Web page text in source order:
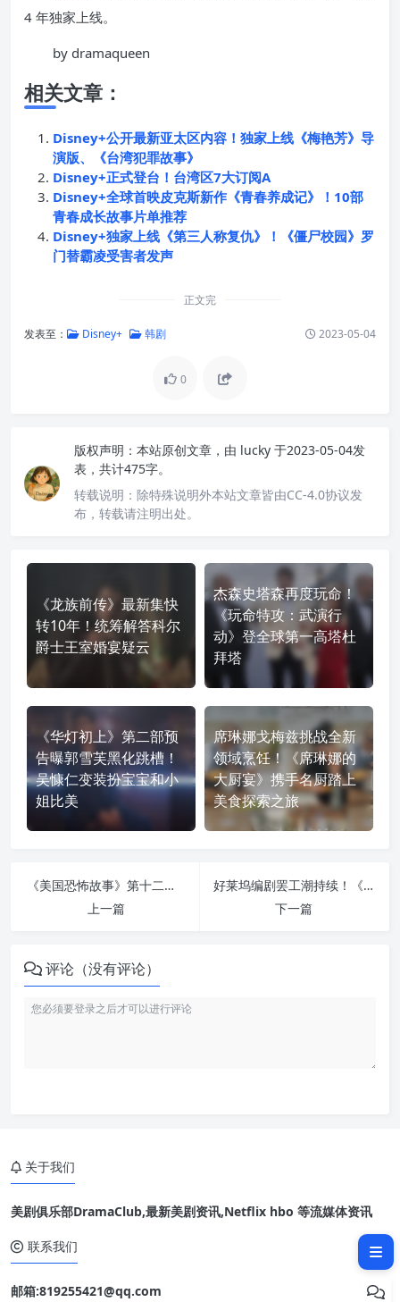
4 年独家上线。
by dramaqueen
相关文章：
Disney+公开最新亚太区内容！独家上线《梅艳芳》导
演版、《台湾犯罪故事》
Disney+正式登台！台湾区7大订阅A
Disney+全球首映皮克斯新作《青春养成记》！10部
青春成长故事片单推荐
Disney+独家上线《第三人称复仇》！《僵尸校园》罗
门替霸凌受害者发声
正文完
发表至： Disney+ 韩剧 2023-05-04
0
版权声明： 本站原创文章，由 lucky 于2023-05-04发
表，共计475字。
转载说明： 除特殊说明外本站文章皆由CC-4.0协议发
布，转载请注明出处。
《龙族前传》最新集快
转10年！统筹解答科尔
爵士王室婚宴疑云
杰森史塔森再度玩命！
《玩命特攻：武演行
动》登全球第一高塔杜
拜塔
《华灯初上》第二部预
告曝郭雪芙黑化跳槽！
吴慷仁变装扮宝宝和小
姐比美
席琳娜戈梅兹挑战全新
领域烹饪！《席琳娜的
大厨宴》携手名厨踏上
美食探索之旅
《美国恐怖故事》第十二季首曝演员阵容！《住院医师》麦特祖切利加入美恐宇宙
上一篇
好莱坞编剧罢工潮持续！《龙族前传》不受影响、《魔戒：力量之戒》统筹缺席
下一篇
评论（没有评论）
关于我们
美剧俱乐部DramaClub,最新美剧资讯,Netflix hbo 等流媒体资讯
联系我们
邮箱:819255421@qq.com